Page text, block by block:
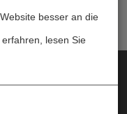
besser an die
lesen Sie